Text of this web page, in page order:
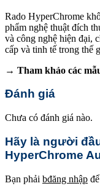
Rado HyperChrome
phẩm nghệ thuật đích
và công nghệ hiện đại,
cấp và tinh tế trong thế
→ Tham khảo các
Đánh giá
Chưa có đánh giá nào.
Hãy là người
HyperChrome
Bạn phải bđăng nhập